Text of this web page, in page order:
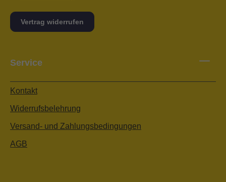
Vertrag widerrufen
Service
Kontakt
Widerrufsbelehrung
Versand- und Zahlungsbedingungen
AGB